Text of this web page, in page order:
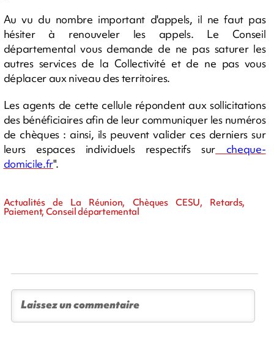
Au vu du nombre important d'appels, il ne faut pas
hésiter à renouveler les appels. Le Conseil
départemental vous demande de ne pas saturer les
autres services de la Collectivité et de ne pas vous
déplacer aux niveau des territoires.
Les agents de cette cellule répondent aux sollicitations
des bénéficiaires afin de leur communiquer les numéros
de chèques : ainsi, ils peuvent valider ces derniers sur
leurs espaces individuels respectifs sur cheque-
domicile.fr".
Actualités de La Réunion, Chèques CESU, Retards,
Paiement, Conseil départemental